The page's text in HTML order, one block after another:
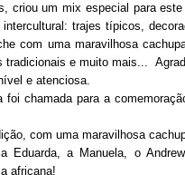
criou um mix especial para
trajes típicos,
com uma maravilhosa
e muito mais...
e atenciosa.
chamada para a
com uma maravilhosa
Eduarda, a Manuela, o
africana!